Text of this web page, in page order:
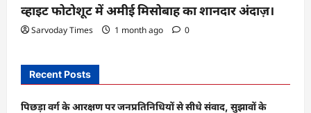
व्हाइट फोटोशूट में अमीई मिसोबाह का शानदार अंदाज़।
Sarvoday Times 1 month ago 0
Recent Posts
पिछड़ा वर्ग के आरक्षण पर जनप्रतिनिधियों से सीधे संवाद, सुझावों के